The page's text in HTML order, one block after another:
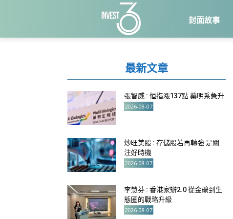
封面故事
最新文章
張智威 : 恒指漲137點 藥明系急升
2026-08-07
炒旺美股 : 存儲股若再轉強 是關
注好時機
2026-08-07
李慧芬 : 香港家辦2.0 從金礦到生
態圈的戰略升級
2026-08-07